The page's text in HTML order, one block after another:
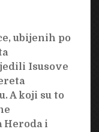
ubijenih po
Isusove
A koji su to
Heroda i